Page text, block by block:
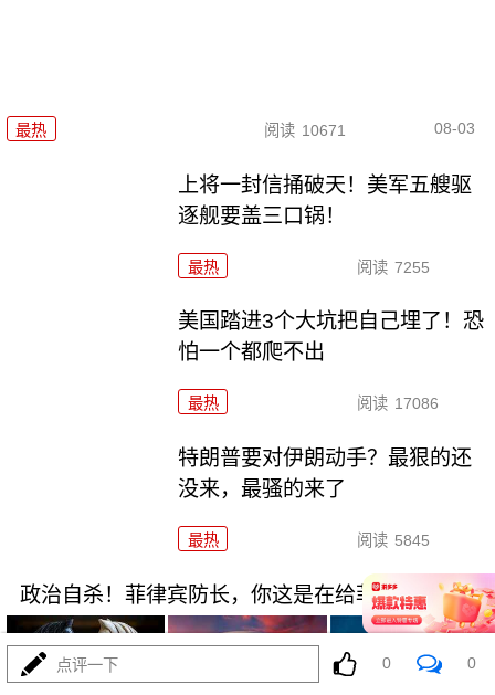
最热 阅读 10671 08-03
上将一封信捅破天！美军五艘驱
逐舰要盖三口锅！
最热 阅读 7255
美国踏进3个大坑把自己埋了！恐
怕一个都爬不出
最热 阅读 17086
特朗普要对伊朗动手？最狠的还
没来，最骚的来了
最热 阅读 5845
政治自杀！菲律宾防长，你这是在给菲律宾掘墓！
点评一下 0 0